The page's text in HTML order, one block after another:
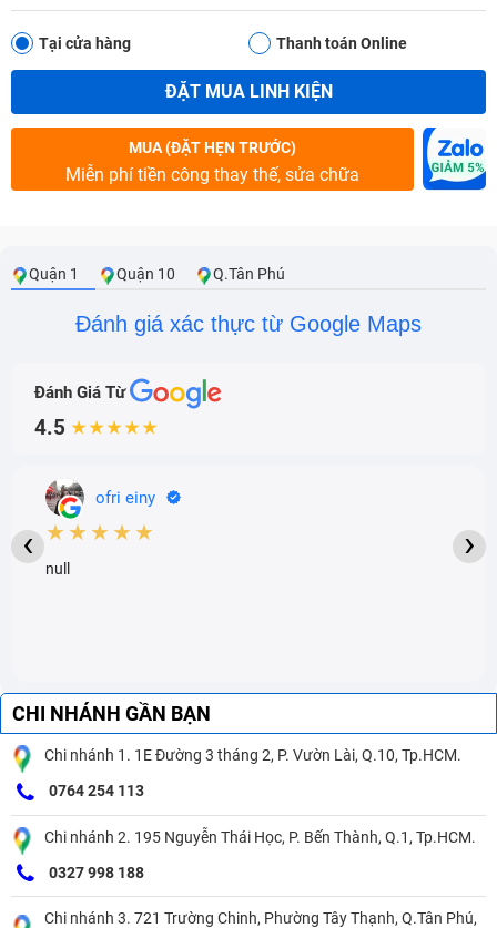
Tại cửa hàng Thanh toán Online
ĐẶT MUA LINH KIỆN
MUA (ĐẶT HẸN TRƯỚC)
Miễn phí tiền công thay thế, sửa chữa
Quận 1 Quận 10 Q.Tân Phú
Đánh giá xác thực từ Google Maps
Đánh Giá Từ
4.5 ★★★★★
ofri einy
★★★★★
null
‹ ›
CHI NHÁNH GẦN BẠN
Chi nhánh 1. 1E Đường 3 tháng 2, P. Vườn Lài, Q.10, Tp.HCM.
0764 254 113
Chi nhánh 2. 195 Nguyễn Thái Học, P. Bến Thành, Q.1, Tp.HCM.
0327 998 188
Chi nhánh 3. 721 Trường Chinh, Phường Tây Thạnh, Q.Tân Phú,